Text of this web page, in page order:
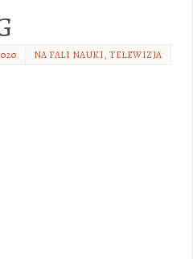
NA FALI NAUKI,TELEWIZJA